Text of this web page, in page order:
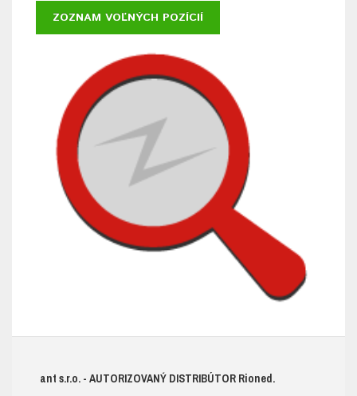
ZOZNAM VOĽNÝCH POZÍCIÍ
ant s.r.o. - AUTORIZOVANÝ DISTRIBÚTOR Rioned.